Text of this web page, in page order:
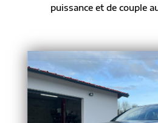
puissance et de couple